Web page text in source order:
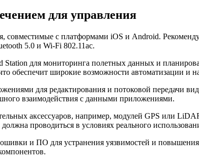
для управления
совместимые с платформами iOS и Android.
5.0 и Wi-Fi 802.11ac.
для мониторинга полетных данных и
широкие возможности автоматизации и
для редактирования и потоковой передачи
взаимодействия с данными приложениями.
аксессуаров, например, модулей GPS или
проводиться в условиях реального
и ПО для устранения уязвимостей и